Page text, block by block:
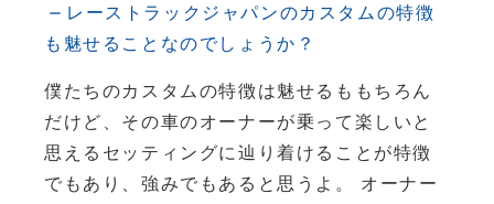
レーストラックジャパンのカスタムの特徴
も魅せることなのでしょうか？
僕たちのカスタムの特徴は魅せるももちろん
だけど、その車のオーナーが乗って楽しいと
思えるセッティングに辿り着けることが特徴
でもあり、強みでもあると思うよ。 オーナー